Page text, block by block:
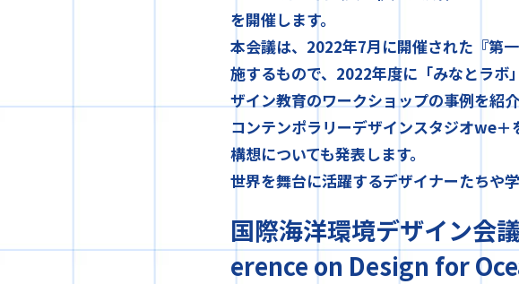
を開催します。
本会議は、2022年7月に開催された『第
施するもので、2022年度に「みなとラ
ザイン教育のワークショップの事例を紹
コンテンポラリーデザインスタジオwe
構想についても発表します。
世界を舞台に活躍するデザイナーたちや
国際海洋環境デザイン
erence on Design for